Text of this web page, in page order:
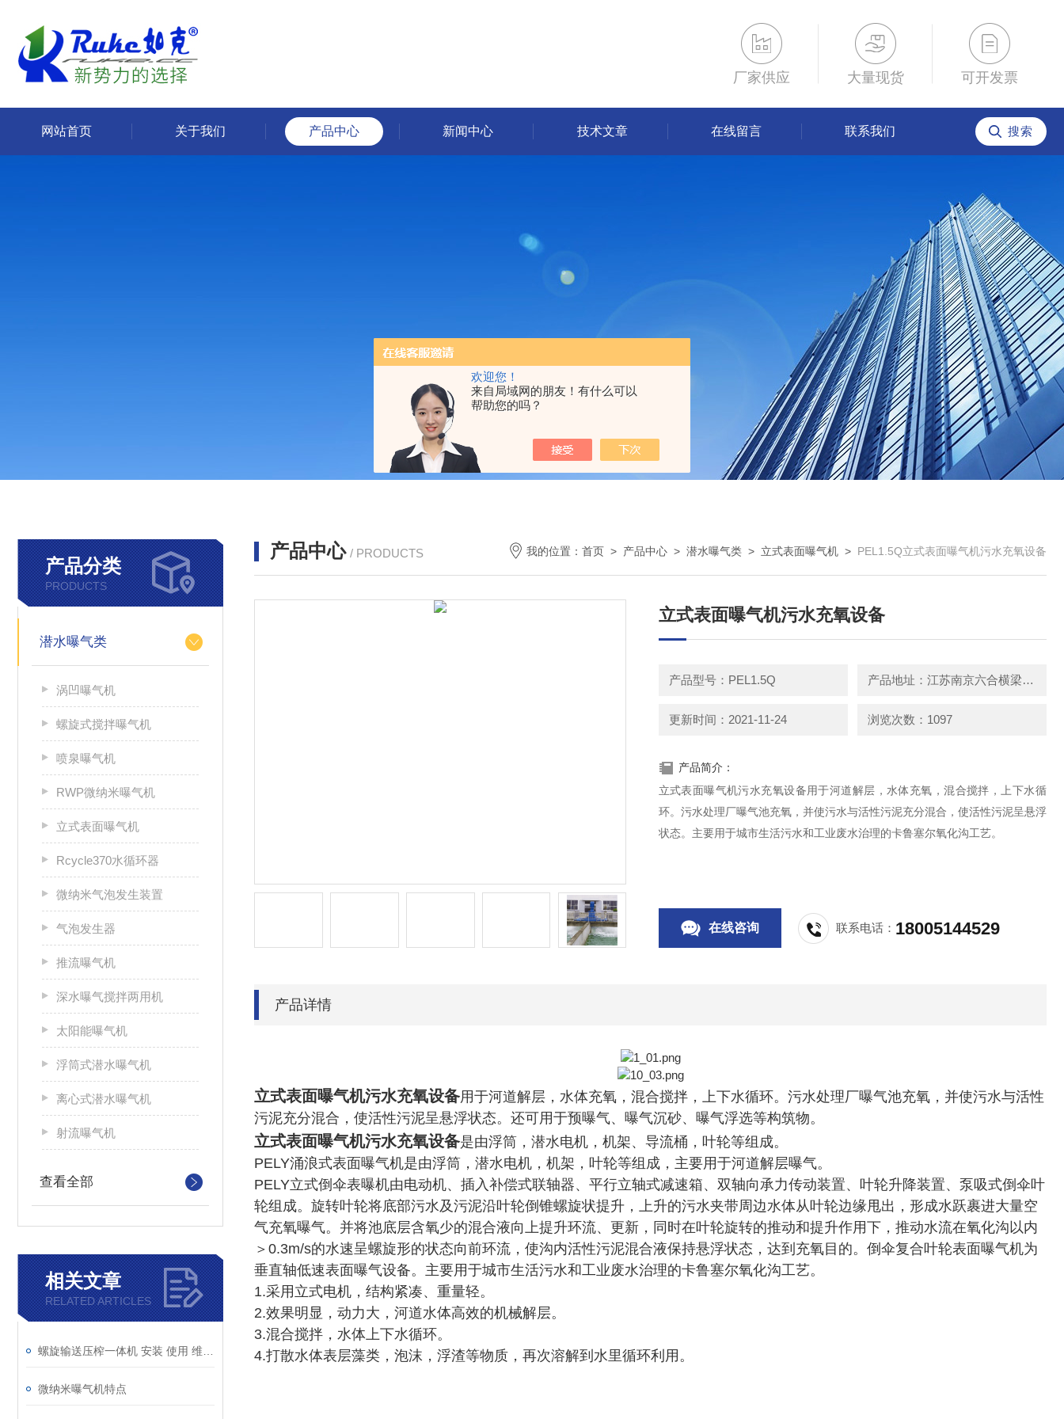
欢迎您！
来自局域网的朋友！有什么可以
帮助您的吗？
厂家供应 大量现货 可开发票
网站首页 关于我们 产品中心 新闻中心 技术文章 在线留言 联系我们
产品分类
PRODUCTS
潜水曝气类
涡凹曝气机
螺旋式搅拌曝气机
喷泉曝气机
RWP微纳米曝气机
立式表面曝气机
Rcycle370水循环器
微纳米气泡发生装置
气泡发生器
推流曝气机
深水曝气搅拌两用机
太阳能曝气机
浮筒式潜水曝气机
离心式潜水曝气机
射流曝气机
查看全部
相关文章
RELATED ARTICLES
微纳米曝气机特点
产品中心 / PRODUCTS 我的位置： 首页 > 产品中心 > 潜水曝气类 > 立式表面曝气机 > PEL1.5Q立式表面曝气机污水充氧设备
立式表面曝气机污水充氧设备
产品型号：PEL1.5Q 产品地址：江苏南京六合横梁新篁工业园
更新时间：2021-11-24 浏览次数：1097
产品简介：
立式表面曝气机污水充氧设备用于河道解层，水体充氧，混合搅拌，上下水循
环。污水处理厂曝气池充氧，并使污水与活性污泥充分混合，使活性污泥呈悬浮
状态。主要用于城市生活污水和工业废水治理的卡鲁塞尔氧化沟工艺。
在线咨询 联系电话： 18005144529
产品详情
立式表面曝气机污水充氧设备用于河道解层，水体充氧，混合搅拌，上下水循环。污水处理厂曝气池充氧，并使污水与活性
污泥充分混合，使活性污泥呈悬浮状态。还可用于预曝气、曝气沉砂、曝气浮选等构筑物。
立式表面曝气机污水充氧设备是由浮筒，潜水电机，机架、导流桶，叶轮等组成。
PELY涌浪式表面曝气机是由浮筒，潜水电机，机架，叶轮等组成，主要用于河道解层曝气。
PELY立式倒伞表曝机由电动机、插入补偿式联轴器、平行立轴式减速箱、双轴向承力传动装置、叶轮升降装置、泵吸式倒伞叶
轮组成。旋转叶轮将底部污水及污泥沿叶轮倒锥螺旋状提升，上升的污水夹带周边水体从叶轮边缘甩出，形成水跃裹进大量空
气充氧曝气。并将池底层含氧少的混合液向上提升环流、更新，同时在叶轮旋转的推动和提升作用下，推动水流在氧化沟以内
＞0.3m/s的水速呈螺旋形的状态向前环流，使沟内活性污泥混合液保持悬浮状态，达到充氧目的。倒伞复合叶轮表面曝气机为
垂直轴低速表面曝气设备。主要用于城市生活污水和工业废水治理的卡鲁塞尔氧化沟工艺。
1.采用立式电机，结构紧凑、重量轻。
2.效果明显，动力大，河道水体高效的机械解层。
3.混合搅拌，水体上下水循环。
4.打散水体表层藻类，泡沫，浮渣等物质，再次溶解到水里循环利用。